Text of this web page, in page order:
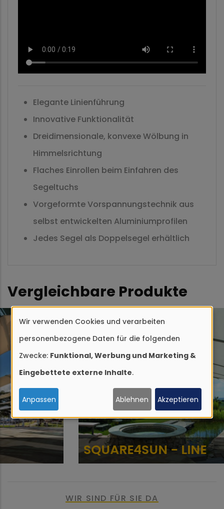
Elegante Linienführung
Innovative Funktionalität
Dreidimensionale, konvexe Wölbung in
Himmelsrichtung
Flaches Einrollen beim Einfahren des
Segeltuchs
Vorgeformte Vorspannungstechnik aus
selbst entwickelten Aluminiumprofilen
Jedes Segel als Doppelsegel erhältlich
Vergleichbare Produkte
SQUARE4SUN - LINE
WIR SIND FÜR SIE DA
Verwendung
von
personenbezogenen
Daten
und
Cookies
Wir verwenden Cookies und verarbeiten
personenbezogene Daten für die folgenden
Zwecke: Funktional, Werbung und Marketing &
Eingebettete externe Inhalte.
Anpassen Ablehnen Akzeptieren